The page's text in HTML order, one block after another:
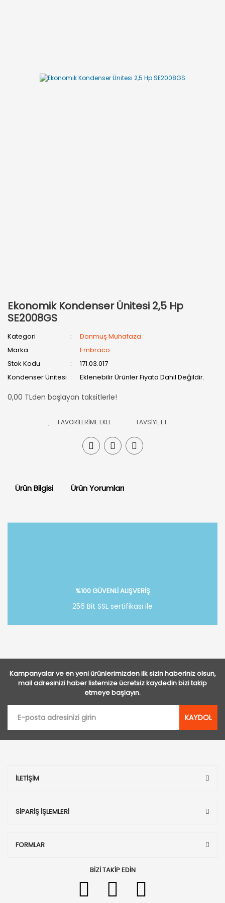
Ekonomik Kondenser Ünitesi 2,5 Hp
SE2008GS
Kategori
Donmuş Muhafaza
Marka
Embraco
Stok Kodu
171.03.017
Kondenser Ünitesi
Eklenebilir Ürünler Fiyata Dahil Değildir.
0,00 TLden başlayan taksitlerle!
TAVSİYE ET
Ürün Bilgisi Ürün Yorumları
%100 GÜVENLİ ALIŞVERİŞ
256 Bit SSL sertifikası ile
Kampanyalar ve en yeni ürünlerimizden ilk sizin haberiniz olsun,
mail adresinizi haber listemize ücretsiz kaydedin bizi takip
etmeye başlayın.
KAYDOL
İLETİŞİM
SİPARİŞ İŞLEMLERİ
FORMLAR
BİZİ TAKİP EDİN